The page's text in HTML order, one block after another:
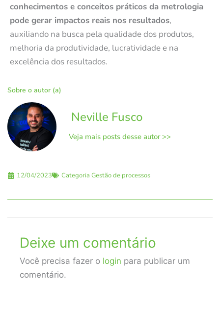
conhecimentos e conceitos práticos da metrologia
pode gerar impactos reais nos resultados,
auxiliando na busca pela qualidade dos produtos,
melhoria da produtividade, lucratividade e na
excelência dos resultados.
Sobre o autor (a)
Neville Fusco
Veja mais posts desse autor >>
12/04/2023 Categoria Gestão de processos
Deixe um comentário
Você precisa fazer o login para publicar um
comentário.